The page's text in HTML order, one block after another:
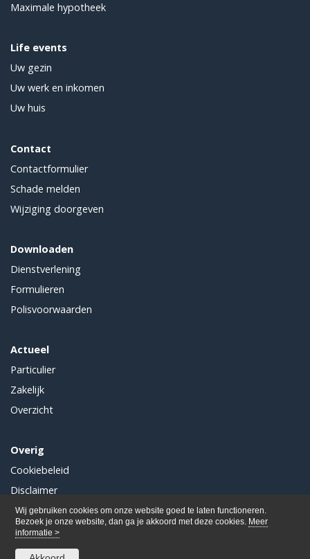
Wij gebruiken cookies om onze website goed te laten functioneren.
Bezoek je onze website, dan ga je akkoord met deze cookies. Meer
informatie >
Maximale hypotheek
Life events
Uw gezin
Uw werk en inkomen
Uw huis
Contact
Contactformulier
Schade melden
Wijziging doorgeven
Downloaden
Dienstverlening
Formulieren
Polisvoorwaarden
Actueel
Particulier
Zakelijk
Overzicht
Overig
Cookiebeleid
Disclaimer
Privacy